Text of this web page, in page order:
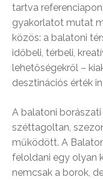
tartva
gyakorlatot mutat
közös: a balatoni
időbeli, térbeli,
lehetőségekről –
desztinációs érték
A balatoni
széttagoltan,
működött. A
feloldani egy olyan
nemcsak a borok,